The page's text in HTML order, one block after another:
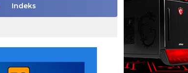
Indeks